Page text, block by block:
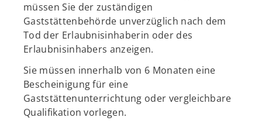
müssen Sie der zuständigen
Gaststättenbehörde unverzüglich nach dem
Tod der Erlaubnisinhaberin oder des
Erlaubnisinhabers anzeigen.
Sie müssen innerhalb von 6 Monaten eine
Bescheinigung für eine
Gaststättenunterrichtung oder vergleichbare
Qualifikation vorlegen.